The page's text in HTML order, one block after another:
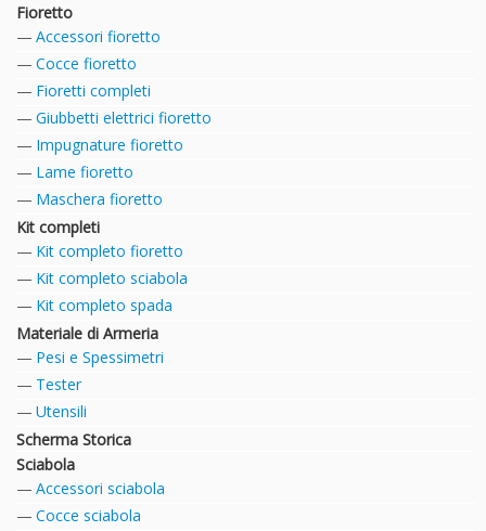
Fioretto
Accessori fioretto
Cocce fioretto
Fioretti completi
Giubbetti elettrici fioretto
Impugnature fioretto
Lame fioretto
Maschera fioretto
Kit completi
Kit completo fioretto
Kit completo sciabola
Kit completo spada
Materiale di Armeria
Pesi e Spessimetri
Tester
Utensili
Scherma Storica
Sciabola
Accessori sciabola
Cocce sciabola